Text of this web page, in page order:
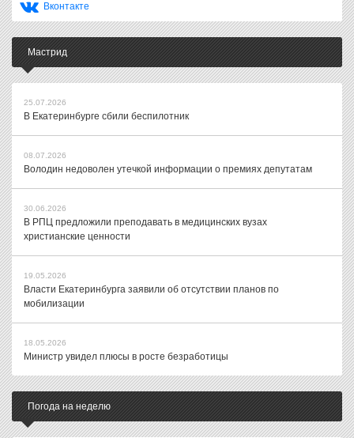
Вконтакте
Мастрид
25.07.2026
В Екатеринбурге сбили беспилотник
08.07.2026
Володин недоволен утечкой информации о премиях депутатам
30.06.2026
В РПЦ предложили преподавать в медицинских вузах
христианские ценности
19.05.2026
Власти Екатеринбурга заявили об отсутствии планов по
мобилизации
18.05.2026
Министр увидел плюсы в росте безработицы
Погода на неделю